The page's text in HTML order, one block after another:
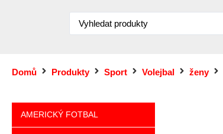
Domů Produkty Sport Volejbal ženy
AMERICKÝ FOTBAL